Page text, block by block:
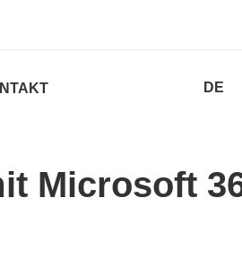
DE
Microsoft